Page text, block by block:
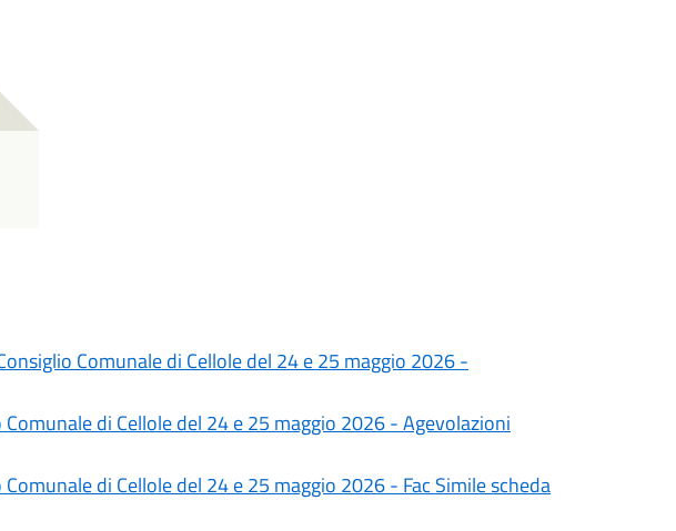
Comunale di Cellole del 24 e 25 maggio 2026 -
di Cellole del 24 e 25 maggio 2026 - Agevolazioni
di Cellole del 24 e 25 maggio 2026 - Fac Simile scheda